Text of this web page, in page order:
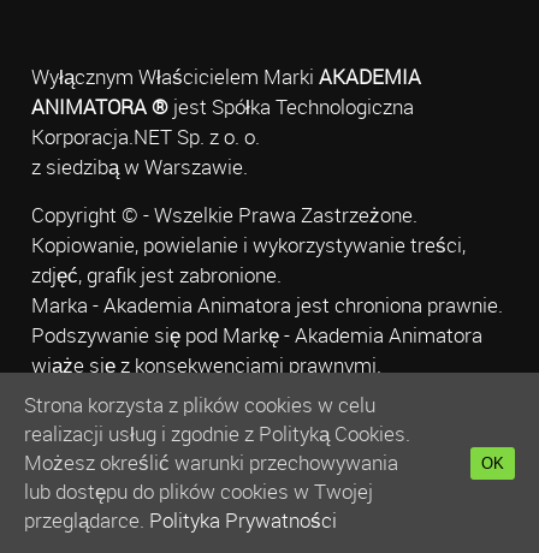
Wyłącznym Właścicielem Marki AKADEMIA
ANIMATORA ®jest Spółka Technologiczna
Korporacja.NET Sp. z o. o.
z siedzibą w Warszawie.
Copyright © - Wszelkie Prawa Zastrzeżone.
Kopiowanie, powielanie i wykorzystywanie treści,
zdjęć, grafik jest zabronione.
Marka - Akademia Animatora jest chroniona prawnie.
Podszywanie się pod Markę - Akademia Animatora
wiąże się z konsekwencjami prawnymi.
Kontakt
Akademia Animatora
telefon:
+48 577 442 884
Strona korzysta z plików cookies w celu
realizacji usług i zgodnie z Polityką Cookies.
Możesz określić warunki przechowywania
lub dostępu do plików cookies w Twojej
przeglądarce. Polityka Prywatności
OK